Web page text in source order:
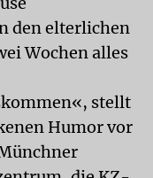
den elterlichen
Wochen alles
stellt
Humor vor